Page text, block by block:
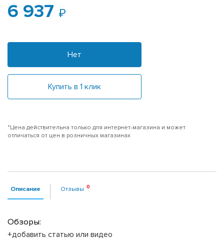
6 937
Нет
Купить в 1 клик
*Цена действительна только для интернет-магазина и может
отличаться от цен в розничных магазинах
Описание Отзывы
Обзоры:
+добавить статью или видео